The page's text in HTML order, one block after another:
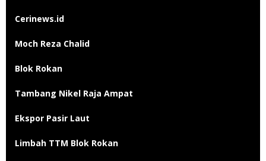
Cerinews.id
Moch Reza Chalid
Blok Rokan
Tambang Nikel Raja Ampat
Ekspor Pasir Laut
Limbah TTM Blok Rokan